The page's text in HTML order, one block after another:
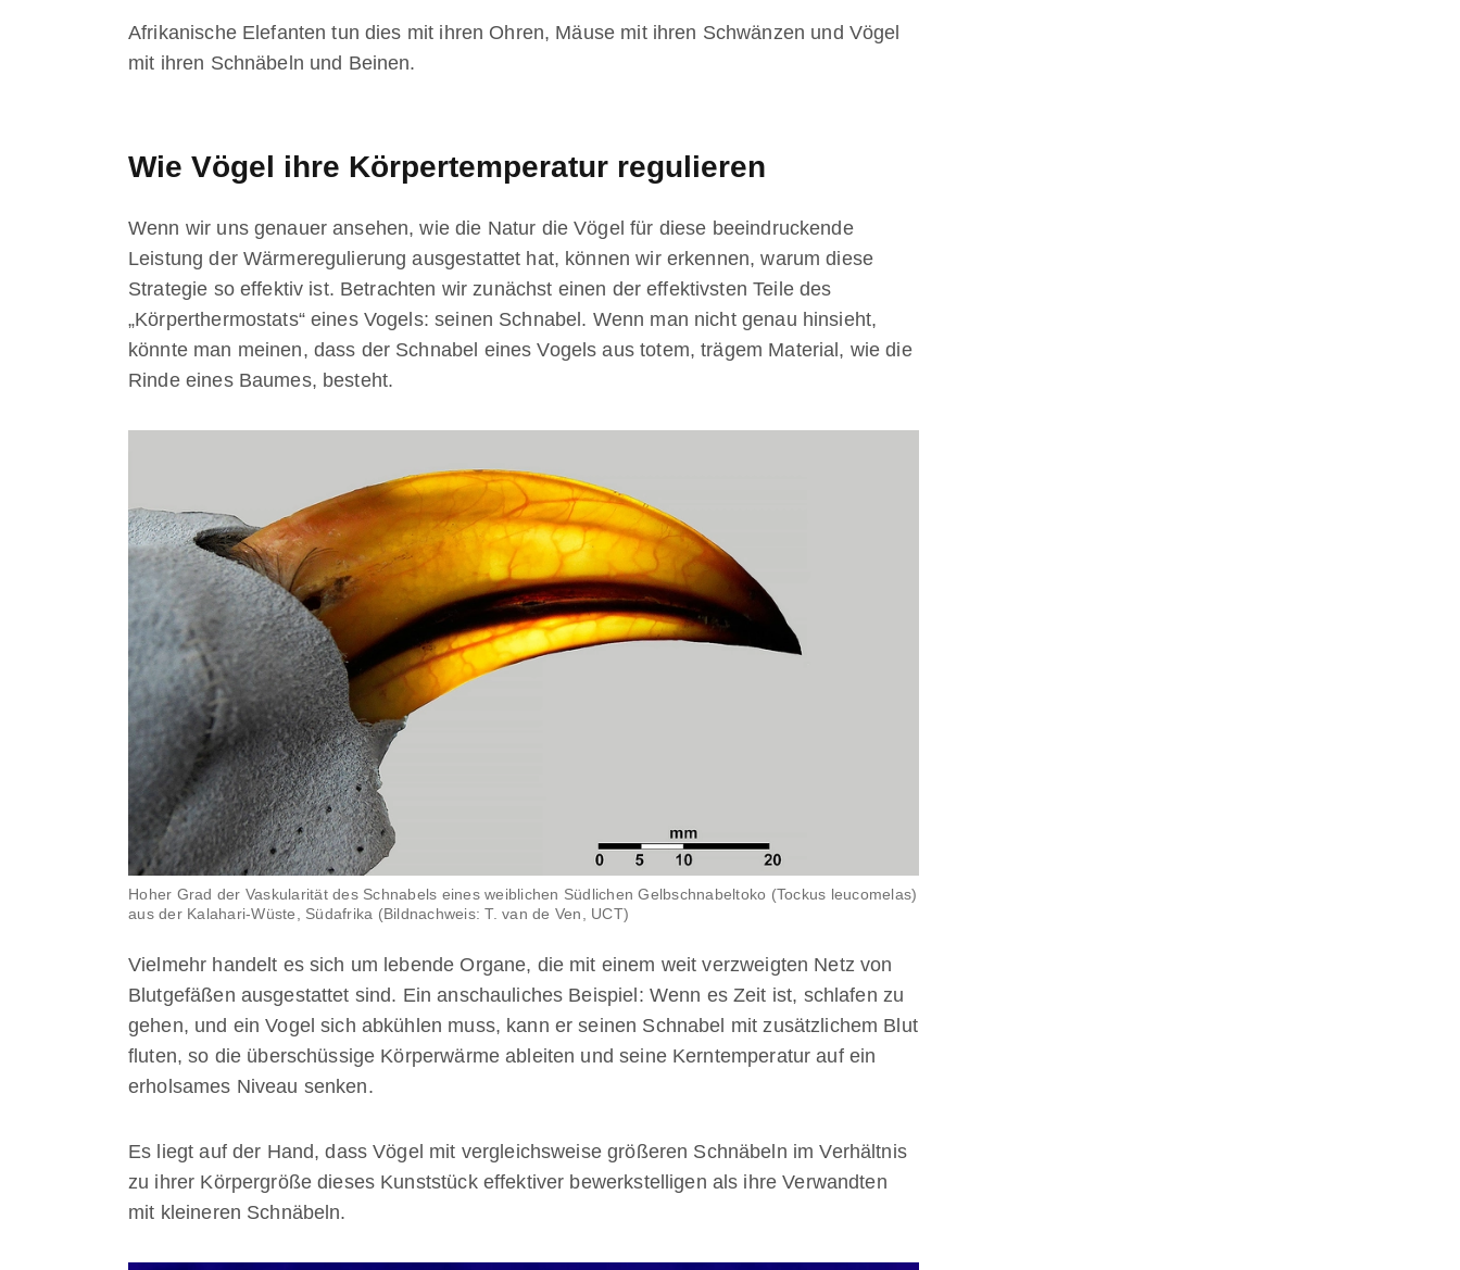
Afrikanische Elefanten tun dies mit ihren Ohren, Mäuse mit ihren Schwänzen und Vögel
mit ihren Schnäbeln und Beinen.
Wie Vögel ihre Körpertemperatur regulieren
Wenn wir uns genauer ansehen, wie die Natur die Vögel für diese beeindruckende
Leistung der Wärmeregulierung ausgestattet hat, können wir erkennen, warum diese
Strategie so effektiv ist. Betrachten wir zunächst einen der effektivsten Teile des
„Körperthermostats“ eines Vogels: seinen Schnabel. Wenn man nicht genau hinsieht,
könnte man meinen, dass der Schnabel eines Vogels aus totem, trägem Material, wie die
Rinde eines Baumes, besteht.
Hoher Grad der Vaskularität des Schnabels eines weiblichen Südlichen Gelbschnabeltoko (Tockus leucomelas)
aus der Kalahari-Wüste, Südafrika (Bildnachweis: T. van de Ven, UCT)
Vielmehr handelt es sich um lebende Organe, die mit einem weit verzweigten Netz von
Blutgefäßen ausgestattet sind. Ein anschauliches Beispiel: Wenn es Zeit ist, schlafen zu
gehen, und ein Vogel sich abkühlen muss, kann er seinen Schnabel mit zusätzlichem Blut
fluten, so die überschüssige Körperwärme ableiten und seine Kerntemperatur auf ein
erholsames Niveau senken.
Es liegt auf der Hand, dass Vögel mit vergleichsweise größeren Schnäbeln im Verhältnis
zu ihrer Körpergröße dieses Kunststück effektiver bewerkstelligen als ihre Verwandten
mit kleineren Schnäbeln.